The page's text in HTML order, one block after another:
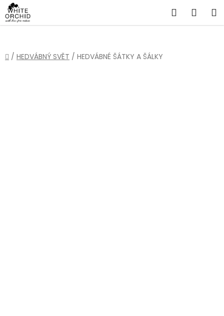
Přejít
na
obsah
Hledat
Domů
/ HEDVÁBNÝ SVĚT / HEDVÁBNÉ ŠÁTKY A ŠÁLKY